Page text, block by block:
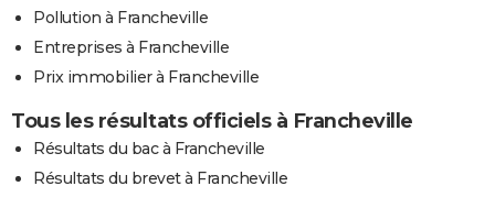
Pollution à Francheville
Entreprises à Francheville
Prix immobilier à Francheville
Tous les résultats officiels à Francheville
Résultats du bac à Francheville
Résultats du brevet à Francheville